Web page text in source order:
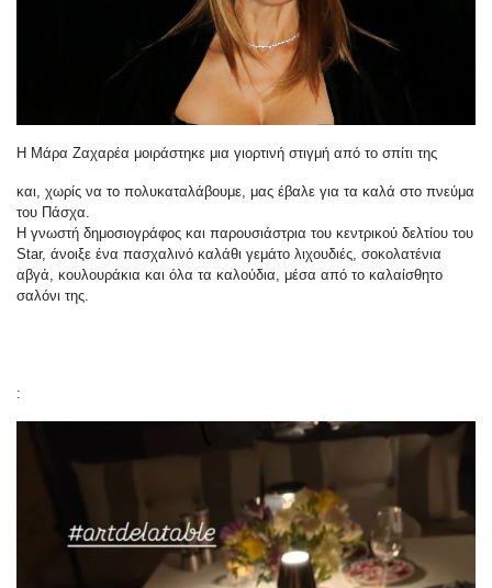
Η Μάρα Ζαχαρέα μοιράστηκε μια γιορτινή στιγμή από το σπίτι της
και, χωρίς να το πολυκαταλάβουμε, μας έβαλε για τα καλά στο πνεύμα
του Πάσχα.
Η γνωστή δημοσιογράφος και παρουσιάστρια του κεντρικού δελτίου του
Star, άνοιξε ένα πασχαλινό καλάθι γεμάτο λιχουδιές, σοκολατένια
αβγά, κουλουράκια και όλα τα καλούδια, μέσα από το καλαίσθητο
σαλόνι της.
: